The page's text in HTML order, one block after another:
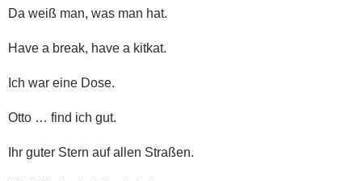
Da weiß man, was man hat.
Have a break, have a kitkat.
Ich war eine Dose.
Otto … find ich gut.
Ihr guter Stern auf allen Straßen.